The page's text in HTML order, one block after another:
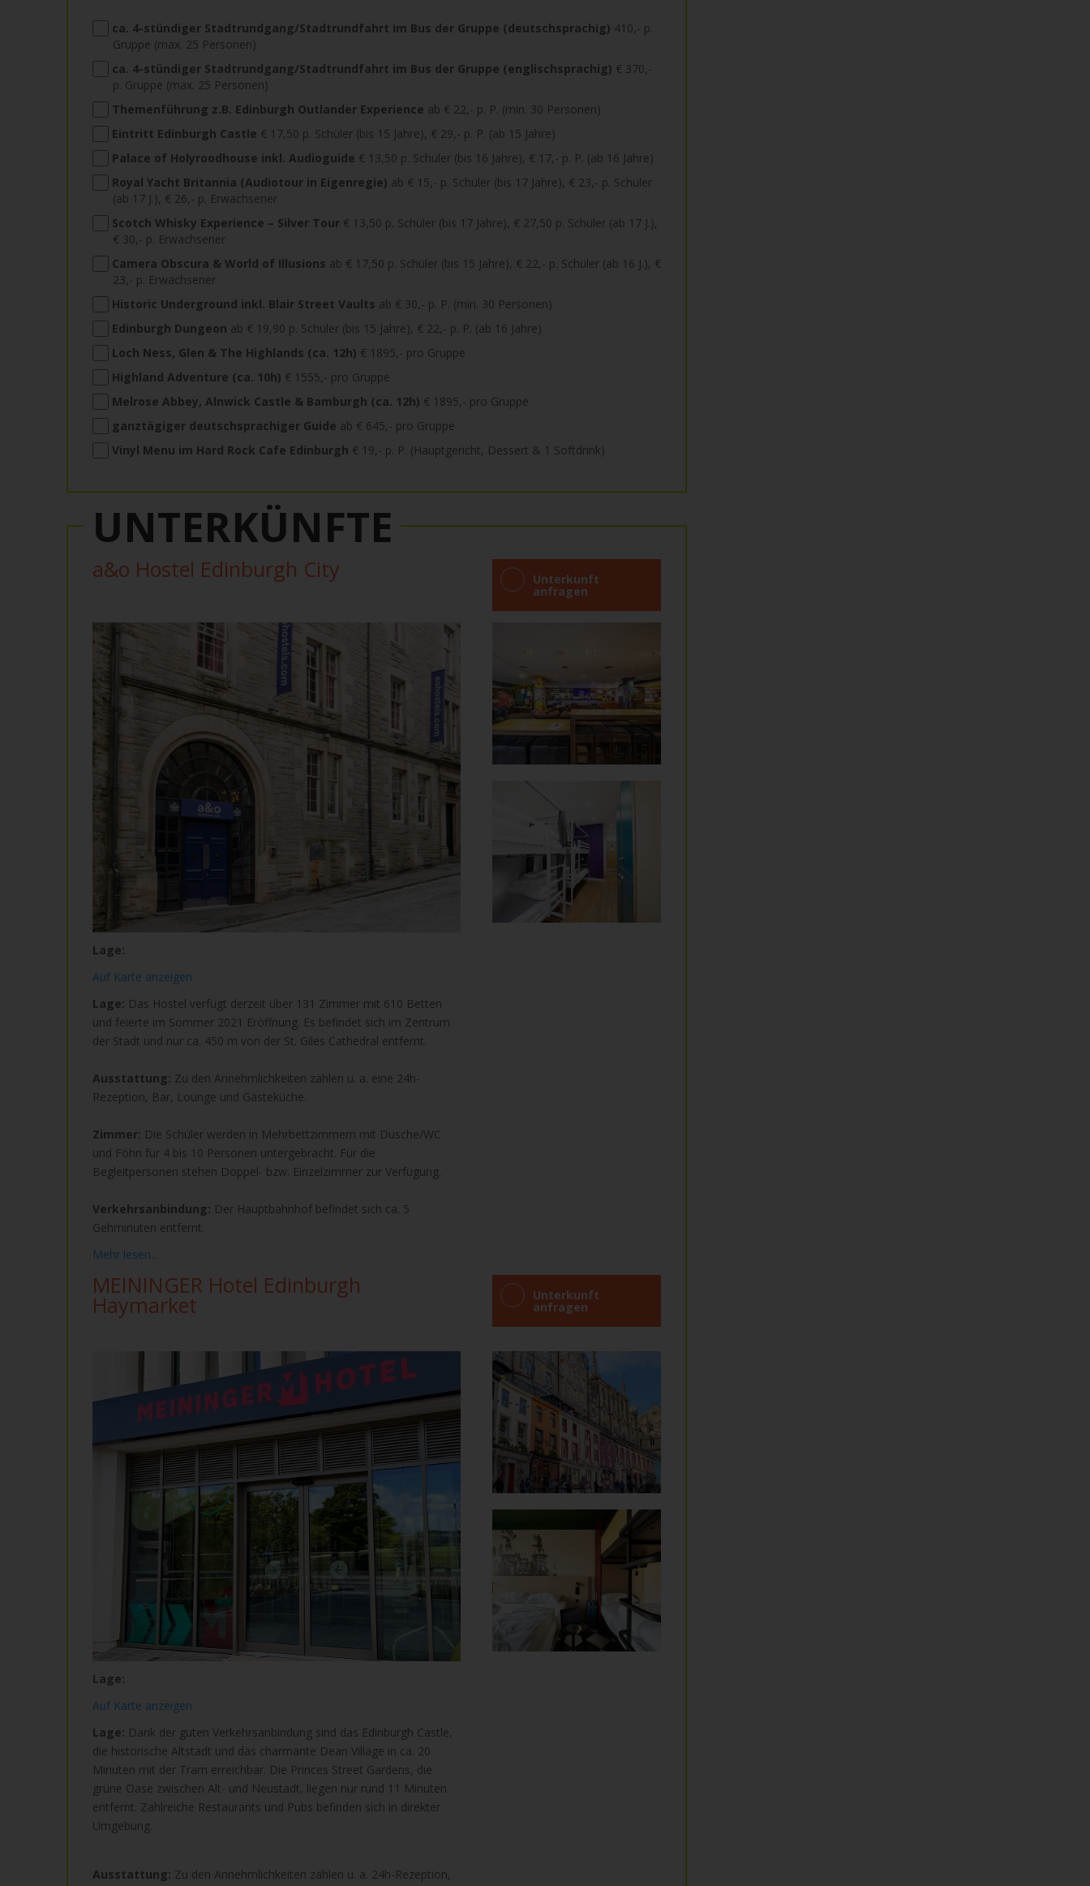
ca. 4-stündiger Stadtrundgang/Stadtrundfahrt im Bus der Gruppe (deutschsprachig) 410,- p.
Gruppe (max. 25 Personen)
ca. 4-stündiger Stadtrundgang/Stadtrundfahrt im Bus der Gruppe (englischsprachig) € 370,-
p. Gruppe (max. 25 Personen)
Themenführung z.B. Edinburgh Outlander Experience ab € 22,- p. P. (min. 30 Personen)
Eintritt Edinburgh Castle € 17,50 p. Schüler (bis 15 Jahre), € 29,- p. P. (ab 15 Jahre)
Palace of Holyroodhouse inkl. Audioguide € 13,50 p. Schüler (bis 16 Jahre), € 17,- p. P. (ab 16 Jahre)
Royal Yacht Britannia (Audiotour in Eigenregie) ab € 15,- p. Schüler (bis 17 Jahre), € 23,- p. Schüler
(ab 17 J.), € 26,- p. Erwachsener
Scotch Whisky Experience – Silver Tour € 13,50 p. Schüler (bis 17 Jahre), € 27,50 p. Schüler (ab 17 J.),
€ 30,- p. Erwachsener
Camera Obscura & World of Illusions ab € 17,50 p. Schüler (bis 15 Jahre), € 22,- p. Schüler (ab 16 J.), €
23,- p. Erwachsener
Historic Underground inkl. Blair Street Vaults ab € 30,- p. P. (min. 30 Personen)
Edinburgh Dungeon ab € 19,90 p. Schüler (bis 15 Jahre), € 22,- p. P. (ab 16 Jahre)
Loch Ness, Glen & The Highlands (ca. 12h) € 1895,- pro Gruppe
Highland Adventure (ca. 10h) € 1555,- pro Gruppe
Melrose Abbey, Alnwick Castle & Bamburgh (ca. 12h) € 1895,- pro Gruppe
ganztägiger deutschsprachiger Guide ab € 645,- pro Gruppe
Vinyl Menu im Hard Rock Cafe Edinburgh € 19,- p. P. (Hauptgericht, Dessert & 1 Softdrink)
UNTERKÜNFTE
a&o Hostel Edinburgh City Unterkunft
anfragen
Lage:
Auf Karte anzeigen
Lage: Das Hostel verfügt derzeit über 131 Zimmer mit 610 Betten
und feierte im Sommer 2021 Eröffnung. Es befindet sich im Zentrum
der Stadt und nur ca. 450 m von der St. Giles Cathedral entfernt.
Ausstattung: Zu den Annehmlichkeiten zählen u. a. eine 24h-
Rezeption, Bar, Lounge und Gästeküche.
Zimmer: Die Schüler werden in Mehrbettzimmern mit Dusche/WC
und Föhn für 4 bis 10 Personen untergebracht. Für die
Begleitpersonen stehen Doppel- bzw. Einzelzimmer zur Verfügung.
Verkehrsanbindung: Der Hauptbahnhof befindet sich ca. 5
Gehminuten entfernt.
Mehr lesen...
MEININGER Hotel Edinburgh
Haymarket Unterkunft
anfragen
Lage:
Auf Karte anzeigen
Lage: Dank der guten Verkehrsanbindung sind das Edinburgh Castle,
die historische Altstadt und das charmante Dean Village in ca. 20
Minuten mit der Tram erreichbar. Die Princes Street Gardens, die
grüne Oase zwischen Alt- und Neustadt, liegen nur rund 11 Minuten
entfernt. Zahlreiche Restaurants und Pubs befinden sich in direkter
Umgebung.
Ausstattung: Zu den Annehmlichkeiten zählen u. a. 24h-Rezeption,